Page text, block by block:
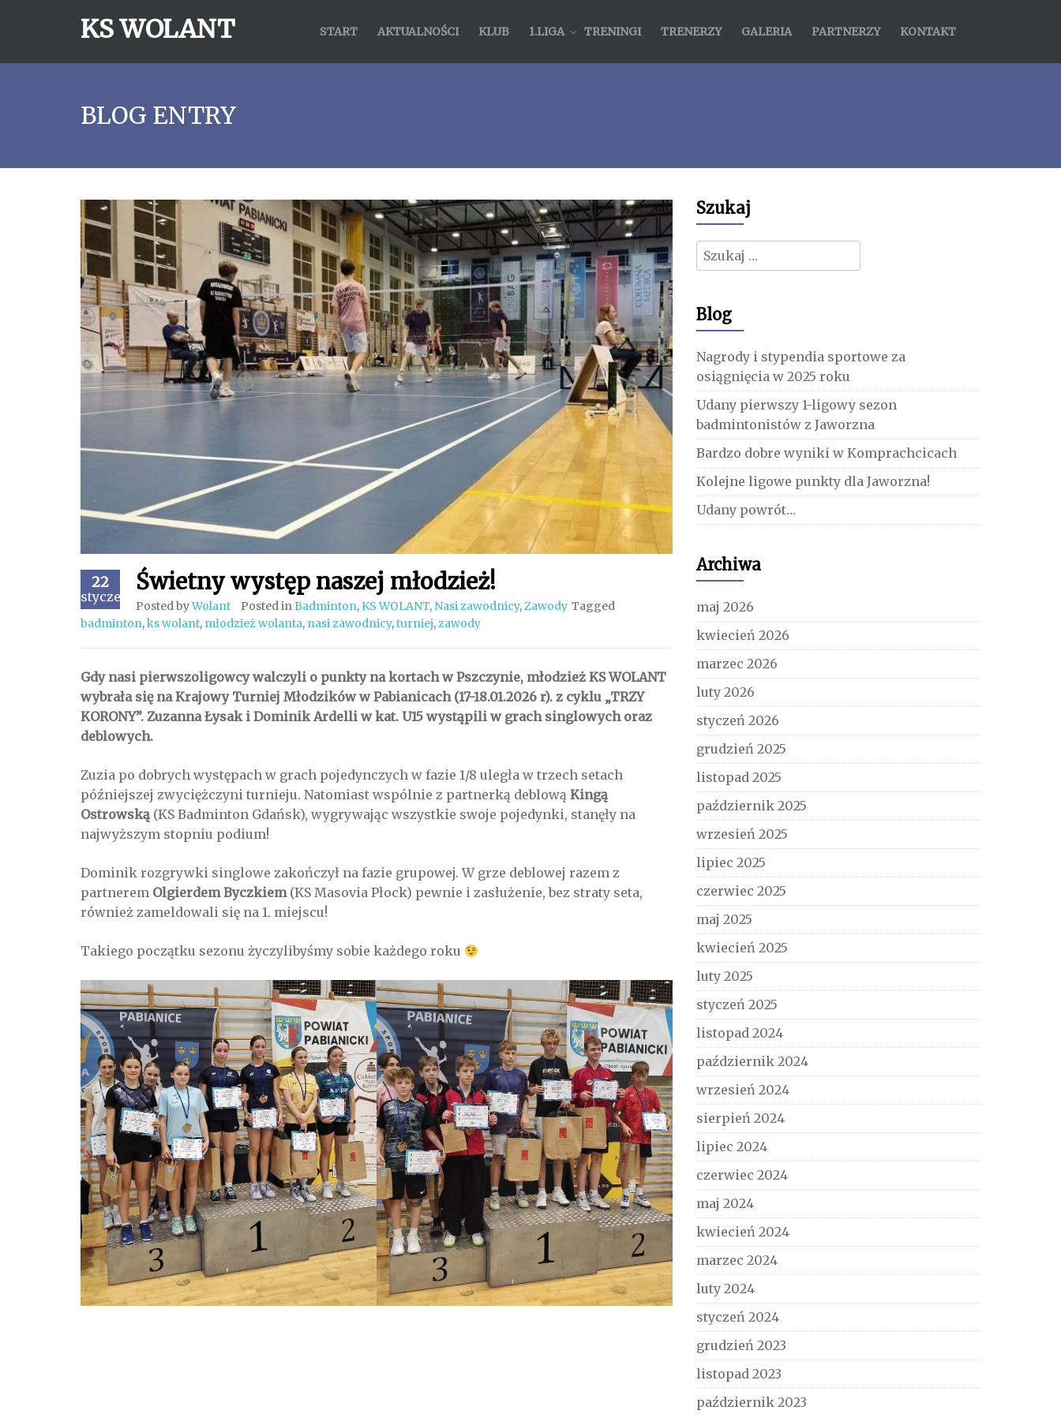
KS WOLANT START AKTUALNOŚCI KLUB 1.LIGA TRENINGI TRENERZY GALERIA PARTNERZY KONTAKT
BLOG ENTRY
22
styczeń
Świetny występ naszej młodzież!
Posted byWolant Posted inBadminton, KS WOLANT, Nasi zawodnicy,Zawody Tagged
badminton,ks wolant, młodzież wolanta, nasi zawodnicy,turniej,zawody
Gdy nasi pierwszoligowcy walczyli o punkty na kortach w Pszczynie, młodzież KS WOLANT
wybrała się na Krajowy Turniej Młodzików w Pabianicach (17-18.01.2026 r). z cyklu „TRZY
KORONY”. Zuzanna Łysak i Dominik Ardelli w kat. U15 wystąpili w grach singlowych oraz
deblowych.
Zuzia po dobrych występach w grach pojedynczych w fazie 1/8 uległa w trzech setach
późniejszej zwyciężczyni turnieju. Natomiast wspólnie z partnerką deblową Kingą
Ostrowską (KS Badminton Gdańsk), wygrywając wszystkie swoje pojedynki, stanęły na
najwyższym stopniu podium!
Dominik rozgrywki singlowe zakończył na fazie grupowej. W grze deblowej razem z
partnerem Olgierdem Byczkiem(KS Masovia Płock) pewnie i zasłużenie, bez straty seta,
również zameldowali się na 1. miejscu!
Takiego początku sezonu życzylibyśmy sobie każdego roku
Szukaj
Szukaj:
Blog
Nagrody i stypendia sportowe za
osiągnięcia w 2025 roku
Udany pierwszy 1-ligowy sezon
badmintonistów z Jaworzna
Bardzo dobre wyniki w Komprachcicach
Kolejne ligowe punkty dla Jaworzna!
Udany powrót…
Archiwa
maj 2026
kwiecień 2026
marzec 2026
luty 2026
styczeń 2026
grudzień 2025
listopad 2025
październik 2025
wrzesień 2025
lipiec 2025
czerwiec 2025
maj 2025
kwiecień 2025
luty 2025
styczeń 2025
listopad 2024
październik 2024
wrzesień 2024
sierpień 2024
lipiec 2024
czerwiec 2024
maj 2024
kwiecień 2024
marzec 2024
luty 2024
styczeń 2024
grudzień 2023
listopad 2023
październik 2023